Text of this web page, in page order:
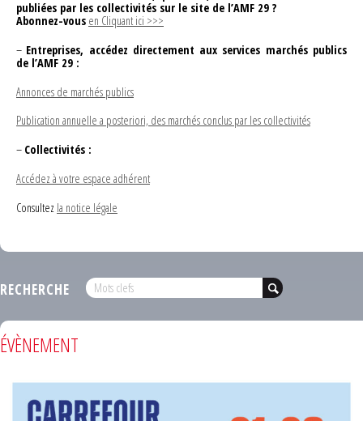
publiées par les collectivités sur le site de l’AMF 29 ?
Abonnez-vous en Cliquant ici >>>
– Entreprises, accédez directement aux services marchés publics
de l’AMF 29 :
Annonces de marchés publics
Publication annuelle a posteriori, des marchés conclus par les collectivités
– Collectivités :
Accédez à votre espace adhérent
Consultez la notice légale
RECHERCHE
ÉVÈNEMENT